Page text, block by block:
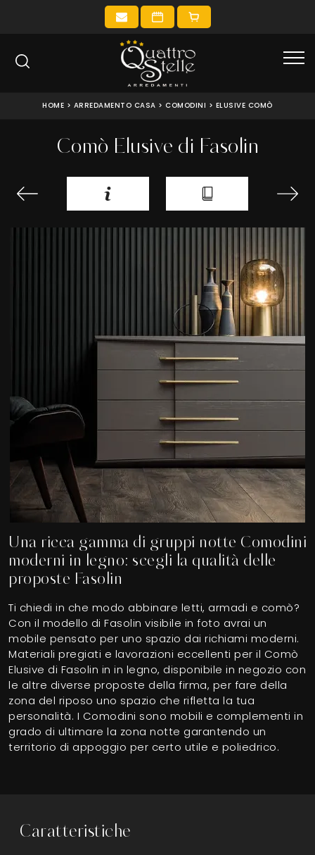
HOME > ARREDAMENTO CASA >COMODINI > ELUSIVE COMÒ
Comò Elusive di Fasolin
Una ricca gamma di gruppi notte Comodini
moderni in legno: scegli la qualità delle
proposte Fasolin
Ti chiedi in che modo abbinare letti, armadi e comò?
Con il modello di Fasolin visibile in foto avrai un
mobile pensato per uno spazio dai richiami moderni.
Materiali pregiati e lavorazioni eccellenti per il Comò
Elusive di Fasolin in in legno, disponibile in negozio con
le altre diverse proposte della firma, per fare della
zona del riposo uno spazio che rifletta la tua
personalità. I Comodini sono mobili e complementi in
grado di ultimare la zona notte garantendo un
territorio di appoggio per certo utile e poliedrico.
Caratteristiche